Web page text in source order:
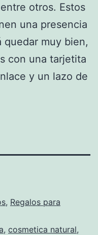
otros. Estos
una presencia
muy bien,
con una tarjetita
y un lazo de
, Regalos para
, cosmetica natural,